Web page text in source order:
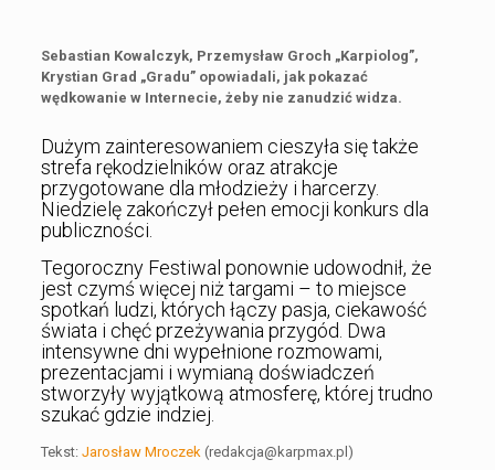
Sebastian Kowalczyk, Przemysław Groch „Karpiolog”,
Krystian Grad „Gradu” opowiadali, jak pokazać
wędkowanie w Internecie, żeby nie zanudzić widza.
Dużym zainteresowaniem cieszyła się także
strefa rękodzielników oraz atrakcje
przygotowane dla młodzieży i harcerzy.
Niedzielę zakończył pełen emocji konkurs dla
publiczności.
Tegoroczny Festiwal ponownie udowodnił, że
jest czymś więcej niż targami – to miejsce
spotkań ludzi, których łączy pasja, ciekawość
świata i chęć przeżywania przygód. Dwa
intensywne dni wypełnione rozmowami,
prezentacjami i wymianą doświadczeń
stworzyły wyjątkową atmosferę, której trudno
szukać gdzie indziej.
Tekst: Jarosław Mroczek (redakcja@karpmax.pl)